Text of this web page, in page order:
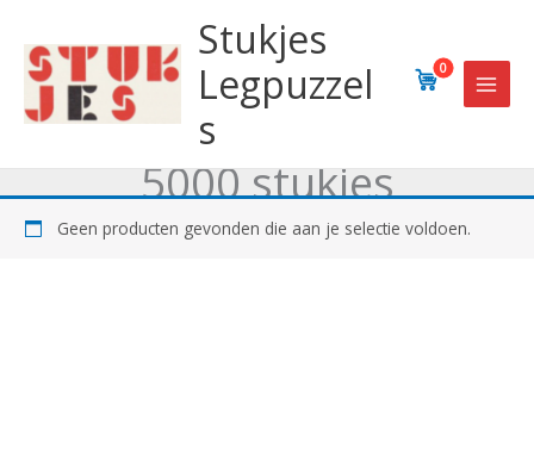
inhoud
Stukjes
Legpuzzel
s
0
5000 stukjes
Geen producten gevonden die aan je selectie voldoen.